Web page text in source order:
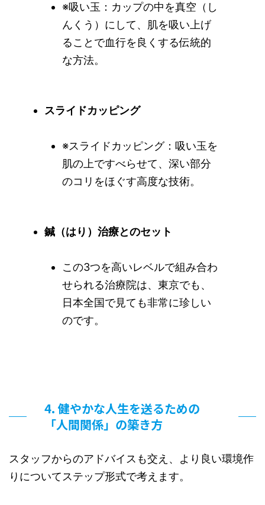
※吸い玉：カップの中を真空（し
んくう）にして、肌を吸い上げ
ることで血行を良くする伝統的
な方法。
スライドカッピング
※スライドカッピング：吸い玉を
肌の上ですべらせて、深い部分
のコリをほぐす高度な技術。
鍼（はり）治療とのセット
この3つを高いレベルで組み合わ
せられる治療院は、東京でも、
日本全国で見ても非常に珍しい
のです。
4. 健やかな人生を送るための
「人間関係」の築き方
スタッフからのアドバイスも交え、より良い環境作
りについてステップ形式で考えます。